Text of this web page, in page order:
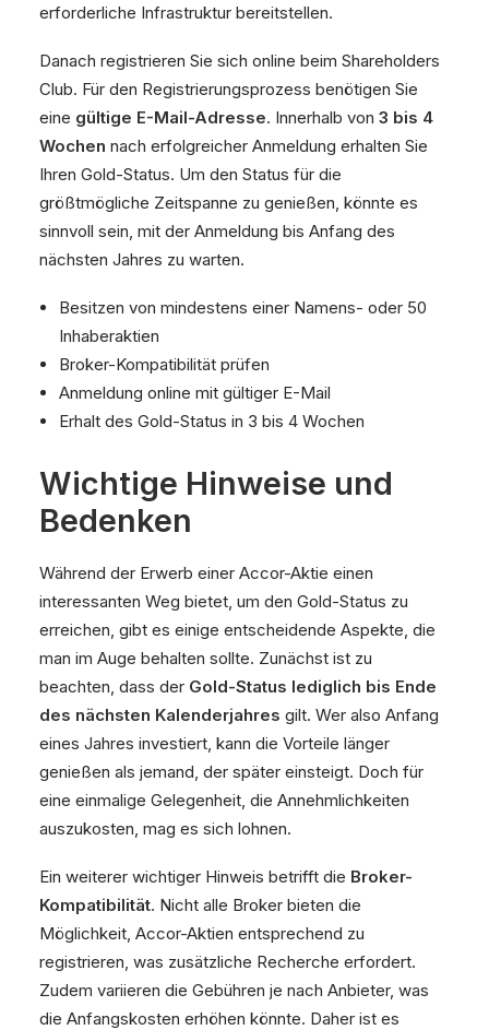
erforderliche Infrastruktur bereitstellen.
Danach registrieren Sie sich online beim Shareholders
Club. Für den Registrierungsprozess benötigen Sie
eine gültige E-Mail-Adresse. Innerhalb von 3 bis 4
Wochen nach erfolgreicher Anmeldung erhalten Sie
Ihren Gold-Status. Um den Status für die
größtmögliche Zeitspanne zu genießen, könnte es
sinnvoll sein, mit der Anmeldung bis Anfang des
nächsten Jahres zu warten.
Besitzen von mindestens einer Namens- oder 50
Inhaberaktien
Broker-Kompatibilität prüfen
Anmeldung online mit gültiger E-Mail
Erhalt des Gold-Status in 3 bis 4 Wochen
Wichtige Hinweise und
Bedenken
Während der Erwerb einer Accor-Aktie einen
interessanten Weg bietet, um den Gold-Status zu
erreichen, gibt es einige entscheidende Aspekte, die
man im Auge behalten sollte. Zunächst ist zu
beachten, dass der Gold-Status lediglich bis Ende
des nächsten Kalenderjahres gilt. Wer also Anfang
eines Jahres investiert, kann die Vorteile länger
genießen als jemand, der später einsteigt. Doch für
eine einmalige Gelegenheit, die Annehmlichkeiten
auszukosten, mag es sich lohnen.
Ein weiterer wichtiger Hinweis betrifft die Broker-
Kompatibilität. Nicht alle Broker bieten die
Möglichkeit, Accor-Aktien entsprechend zu
registrieren, was zusätzliche Recherche erfordert.
Zudem variieren die Gebühren je nach Anbieter, was
die Anfangskosten erhöhen könnte. Daher ist es